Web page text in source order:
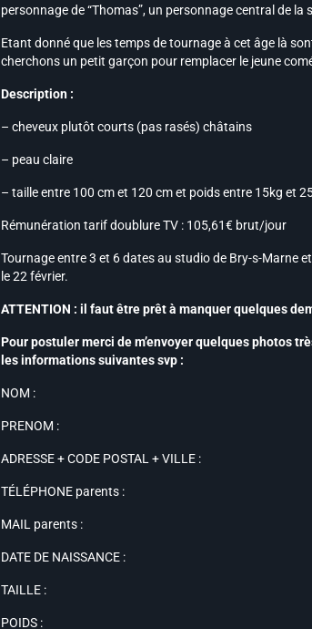
personnage de “Thomas”, un personnage central de la
Etant donné que les temps de tournage à cet âge là
cherchons un petit garçon pour remplacer le jeune
Description :
– cheveux plutôt courts (pas rasés) châtains
– peau claire
– taille entre 100 cm et 120 cm et poids entre 15kg et
Rémunération tarif doublure TV : 105,61€ brut/jour
Tournage entre 3 et 6 dates au studio de Bry-s-Marne
le 22 février.
ATTENTION : il faut être prêt à manquer quelques
Pour postuler merci de m’envoyer quelques photos
les informations suivantes svp :
NOM :
PRENOM :
ADRESSE + CODE POSTAL + VILLE :
TÉLÉPHONE parents :
MAIL parents :
DATE DE NAISSANCE :
TAILLE :
POIDS :